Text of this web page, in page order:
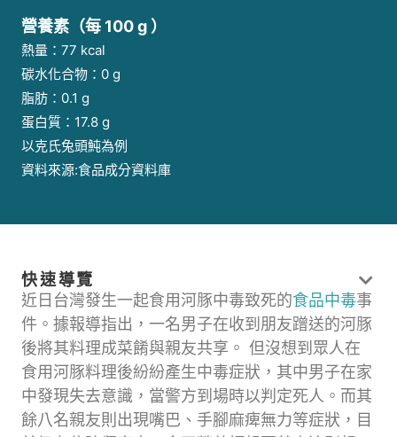
營養素（每 100 g ）
熱量：77 kcal
碳水化合物：0 g
脂肪：0.1 g
蛋白質：17.8 g
以克氏兔頭魨為例
資料來源:食品成分資料庫
快速導覽
近日台灣發生一起食用河豚中毒致死的食品中毒事
件。據報導指出，一名男子在收到朋友蹭送的河豚
後將其料理成菜餚與親友共享。 但沒想到眾人在
食用河豚料理後紛紛產生中毒症狀，其中男子在家
中發現失去意識，當警方到場時以判定死人。而其
餘八名親友則出現嘴巴、手腳麻痺無力等症狀，目